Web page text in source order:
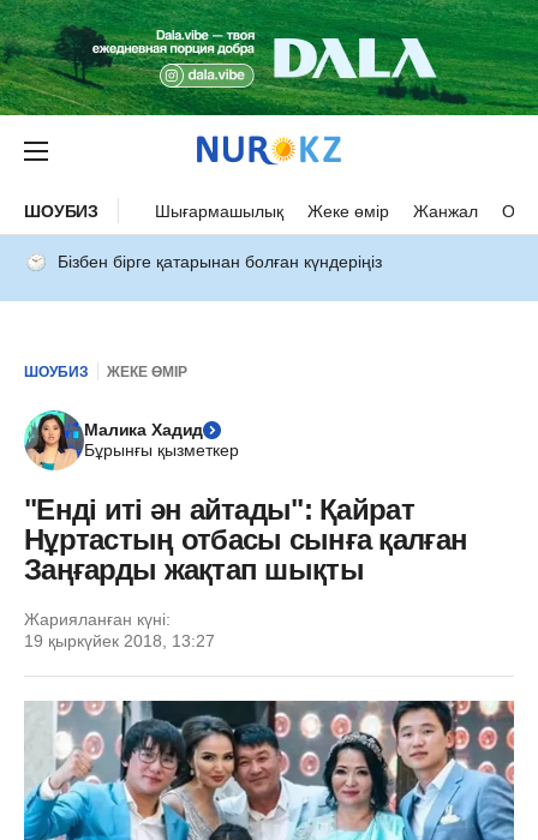
ШОУБИЗ Шығармашылық Жеке өмір Жанжал
Бізбен бірге қатарынан болған күндеріңіз
ШОУБИЗ ЖЕКЕ ӨМІР
Малика Хадид
Бұрынғы қызметкер
"Енді иті ән айтады": Қайрат
Нұртастың отбасы cынға қалған
Заңғарды жақтап шықты
Жарияланған күні:
19 қыркүйек 2018, 13:27